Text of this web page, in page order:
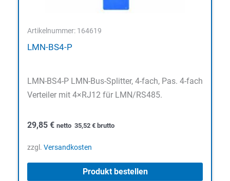
Artikelnummer: 164619
LMN-BS4-P
LMN-BS4-P LMN-Bus-Splitter, 4-fach, Pas. 4-fach
Verteiler mit 4×RJ12 für LMN/RS485.
29,85 € netto 35,52 € brutto
zzgl. Versandkosten
Produkt bestellen